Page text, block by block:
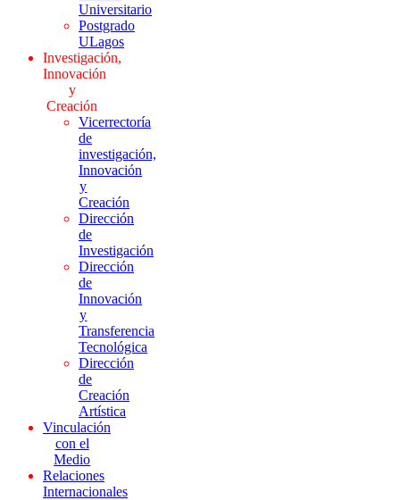
Universitario
Postgrado
ULagos
Investigación,
Innovación
y
Creación
Vicerrectoría
de
investigación,
Innovación
y
Creación
Dirección
de
Investigación
Dirección
de
Innovación
y
Transferencia
Tecnológica
Dirección
de
Creación
Artística
Vinculación
con el
Medio
Relaciones
Internacionales